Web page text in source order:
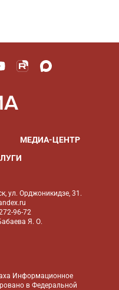
МЕДИА-ЦЕНТР
ул. Орджоникидзе, 31.
96-72
Я. О.
Информационное
в Федеральной